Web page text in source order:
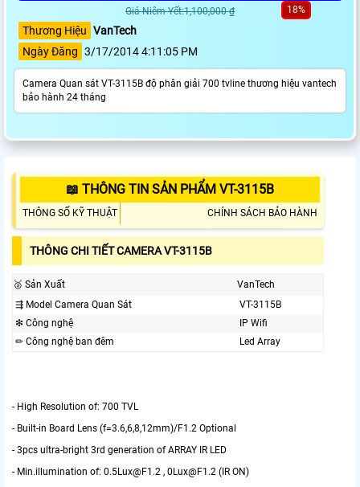
Giá Niêm Yết:1,100,000 ₫ 18%
Thương Hiệu VanTech
Ngày Đăng 3/17/2014 4:11:05 PM
Camera Quan sát VT-3115B độ phân giải 700 tvline thương hiệu vantech
bảo hành 24 tháng
📖 THÔNG TIN SẢN PHẨM VT-3115B
THÔNG SỐ KỸ THUẬT CHÍNH SÁCH BẢO HÀNH
THÔNG CHI TIẾT CAMERA VT-3115B
️🥈 Sản Xuất
VanTech
⇶ Model Camera Quan Sát
VT-3115B
❇ Công nghệ
IP Wifi
✏ Công nghệ ban đêm
Led Array
- High Resolution of: 700 TVL
- Built-in Board Lens (f=3.6,6,8,12mm)/F1.2 Optional
- 3pcs ultra-bright 3rd generation of ARRAY IR LED
- Min.illumination of: 0.5Lux@F1.2 , 0Lux@F1.2 (IR ON)